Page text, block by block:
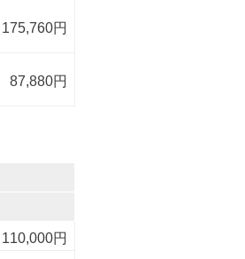
175,760円
87,880円
110,000円